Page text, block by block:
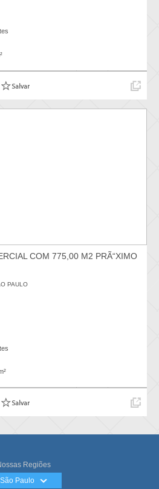
COM 775,00 M2 PRÃ“XIMO
PAULO
Regiões
São Paulo